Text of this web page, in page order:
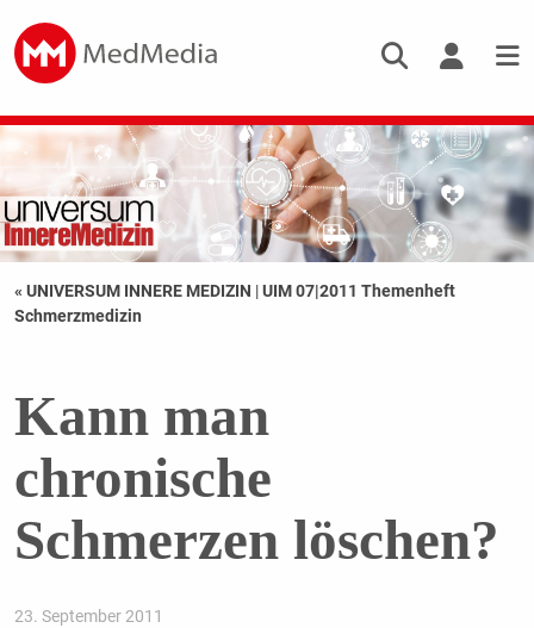
« UNIVERSUM INNERE MEDIZIN |UIM 07|2011 Themenheft
Schmerzmedizin
Kann man
chronische
Schmerzen löschen?
23. September 2011